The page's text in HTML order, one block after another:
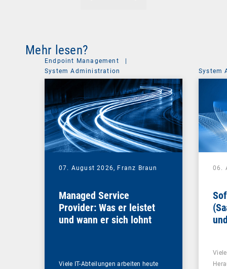
Mehr lesen?
Endpoint Management
|
System Administration
07. August 2026, Franz Braun
Managed Service
Provider: Was er leistet
und wann er sich lohnt
Viele IT-Abteilungen arbeiten heute
System
06.